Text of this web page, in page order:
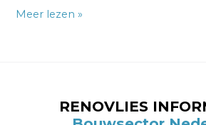
Meer lezen »
RENOVLIES